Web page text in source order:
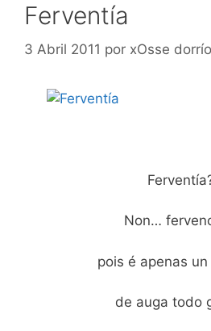
Ferventía
3 Abril 2011 por xOsse dorrío
Non…
pois é apenas
de auga todo